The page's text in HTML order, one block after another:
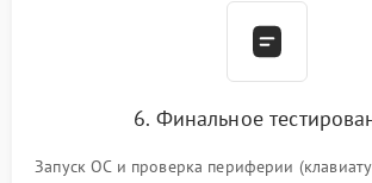
6. Финальное
Запуск ОС и проверка периферии